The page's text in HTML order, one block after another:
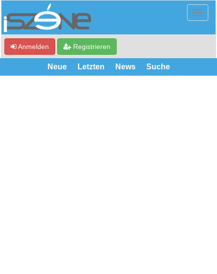
Anmelden Registrieren
Neue Letzten News Suche